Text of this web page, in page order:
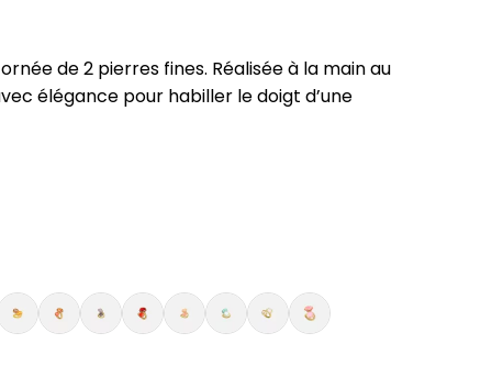
de 2 pierres fines. Réalisée à la main au
élégance pour habiller le doigt d’une